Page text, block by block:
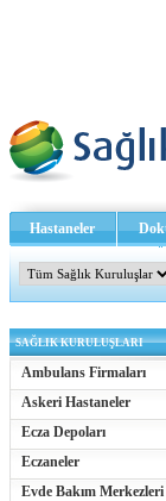
Hastaneler
Sağlık TV - Video
SAĞLIK KURULUŞLARI
Ambulans Firmaları
Askeri Hastaneler
Ecza Depoları
Eczaneler
Evde Bakım Merkezleri